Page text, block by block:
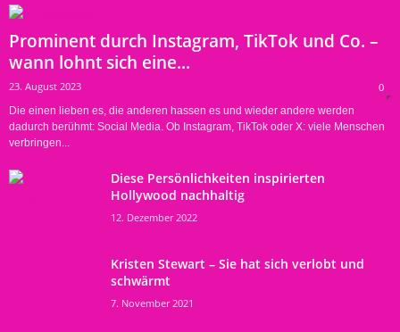
Prominent durch Instagram, TikTok und Co. –
wann lohnt sich eine...
23. August 2023 0
Die einen lieben es, die anderen hassen es und wieder andere werden
dadurch berühmt: Social Media. Ob Instagram, TikTok oder X: viele Menschen
verbringen...
Diese Persönlichkeiten inspirierten
Hollywood nachhaltig
12. Dezember 2022
Kristen Stewart – Sie hat sich verlobt und
schwärmt
7. November 2021